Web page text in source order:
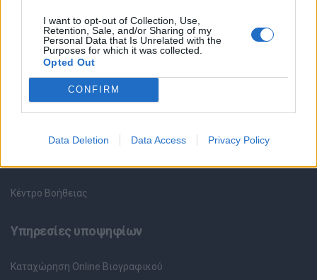
I want to opt-out of Collection, Use,
Retention, Sale, and/or Sharing of my
Personal Data that Is Unrelated with the
Purposes for which it was collected.
Opted Out
CONFIRM
Data Deletion Data Access Privacy Policy
Θέσεις εργασίας
Όλες οι Θέσεις Εργασίας
Κέντρο Βοήθειας
Υπηρεσίες υποψηφίων
Καταχώρηση Online Βιογραφικού